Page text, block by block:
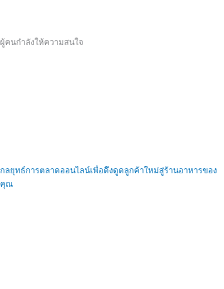
ผู้คนกำลังให้ความสนใจ
กลยุทธ์การตลาดออนไลน์เพื่อดึงดูดลูกค้าใหม่สู่ร้านอาหารของ
คุณ